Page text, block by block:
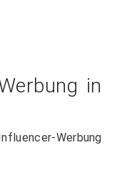
in
Werbung